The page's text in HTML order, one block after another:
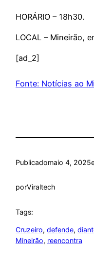
HORÁRIO – 18h30.
LOCAL – Mineirão,
[ad_2]
Fonte: Notícias ao
Publicadomaio 4, 2025
porViraltech
Tags:
Cruzeiro, defende,
Mineirão, reencontra